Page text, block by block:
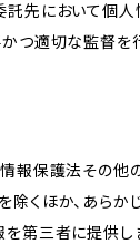
託先において個
つ適切な監督を
情報保護法その他
除くほか、あらか
第三者に提供し